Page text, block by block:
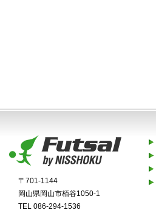
〒701-1144
岡山県岡山市栢谷1050-1
TEL 086-294-1536